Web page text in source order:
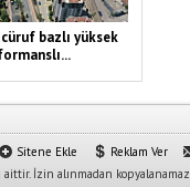
cüruf bazlı yüksek
Sitene Ekle Reklam Ver
İzin alınmadan kopyalanamaz.